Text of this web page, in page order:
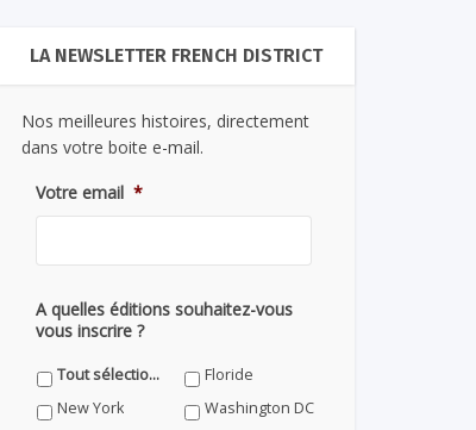
LA NEWSLETTER FRENCH DISTRICT
Nos meilleures histoires, directement
dans votre boite e-mail.
Votre email *
A quelles éditions souhaitez-vous
vous inscrire ?
Tout sélectionner
Floride
New York
Washington DC